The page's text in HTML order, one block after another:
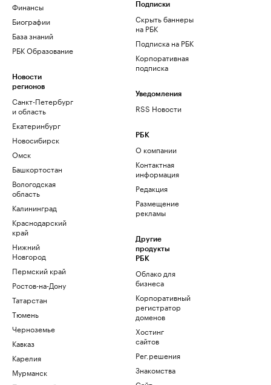
Финансы
Биографии
База знаний
РБК Образование
Новости
регионов
Санкт-Петербург
и область
Екатеринбург
Новосибирск
Омск
Башкортостан
Вологодская
область
Калининград
Краснодарский
край
Нижний
Новгород
Пермский край
Ростов-на-Дону
Татарстан
Тюмень
Черноземье
Кавказ
Карелия
Мурманск
Подписки
Скрыть баннеры
на РБК
Подписка на РБК
Корпоративная
подписка
Уведомления
RSS Новости
РБК
О компании
Контактная
информация
Редакция
Размещение
рекламы
Другие
продукты
РБК
Облако для
бизнеса
Корпоративный
регистратор
доменов
Хостинг
сайтов
Рег.решения
Знакомства